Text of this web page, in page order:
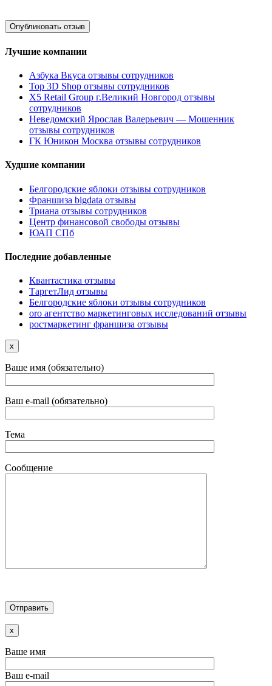
Лучшие компании
Азбука Вкуса отзывы сотрудников
Top 3D Shop отзывы сотрудников
X5 Retail Group г.Великий Новгород отзывы
сотрудников
Неведомский Ярослав Валерьевич — Мошенник
отзывы сотрудников
ГК Юникон Москва отзывы сотрудников
Худшие компании
Белгородские яблоки отзывы сотрудников
Франшиза bigdata отзывы
Триана отзывы сотрудников
Центр финансовой свободы отзывы
ЮАП СПб
Последние добавленные
Квантастика отзывы
ТаргетЛид отзывы
Белгородские яблоки отзывы сотрудников
oro агентство маркетинговых исследований отзывы
ростмаркетинг франшиза отзывы
x
Ваше имя (обязательно)
Ваш e-mail (обязательно)
Тема
Сообщение
x
Ваше имя
Ваш e-mail